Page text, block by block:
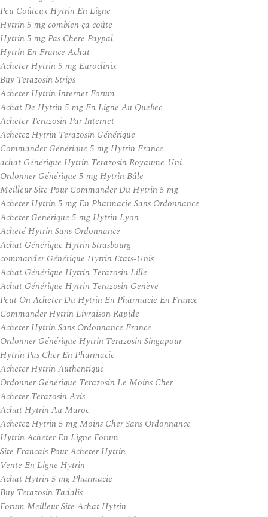
Peu Coûteux Hytrin En Ligne
Hytrin 5 mg combien ça coûte
Hytrin 5 mg Pas Chere Paypal
Hytrin En France Achat
Acheter Hytrin 5 mg Euroclinix
Buy Terazosin Strips
Acheter Hytrin Internet Forum
Achat De Hytrin 5 mg En Ligne Au Quebec
Acheter Terazosin Par Internet
Achetez Hytrin Terazosin Générique
Commander Générique 5 mg Hytrin France
achat Générique Hytrin Terazosin Royaume-Uni
Ordonner Générique 5 mg Hytrin Bâle
Meilleur Site Pour Commander Du Hytrin 5 mg
Acheter Hytrin 5 mg En Pharmacie Sans Ordonnance
Acheter Générique 5 mg Hytrin Lyon
Acheté Hytrin Sans Ordonnance
Achat Générique Hytrin Strasbourg
commander Générique Hytrin États-Unis
Achat Générique Hytrin Terazosin Lille
Achat Générique Hytrin Terazosin Genève
Peut On Acheter Du Hytrin En Pharmacie En France
Commander Hytrin Livraison Rapide
Acheter Hytrin Sans Ordonnance France
Ordonner Générique Hytrin Terazosin Singapour
Hytrin Pas Cher En Pharmacie
Acheter Hytrin Authentique
Ordonner Générique Terazosin Le Moins Cher
Acheter Terazosin Avis
Achat Hytrin Au Maroc
Achetez Hytrin 5 mg Moins Cher Sans Ordonnance
Hytrin Acheter En Ligne Forum
Site Francais Pour Acheter Hytrin
Vente En Ligne Hytrin
Achat Hytrin 5 mg Pharmacie
Buy Terazosin Tadalis
Forum Meilleur Site Achat Hytrin